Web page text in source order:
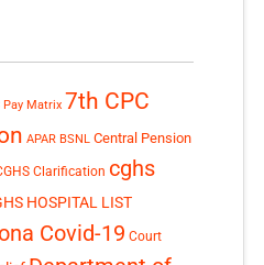
Pay Matrix 7th CPC
APAR BSNL Central Pension
Clarification cghs
HOSPITAL LIST
Covid-19 Court